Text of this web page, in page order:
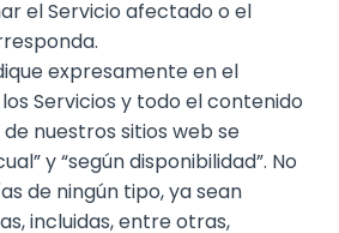
el Servicio afectado o el
expresamente en el
Servicios y todo el contenido
nuestros sitios web se
y “según disponibilidad”. No
de ningún tipo, ya sean
incluidas, entre otras,